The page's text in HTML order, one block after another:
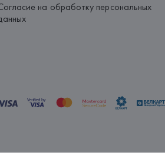
на обработку персональных